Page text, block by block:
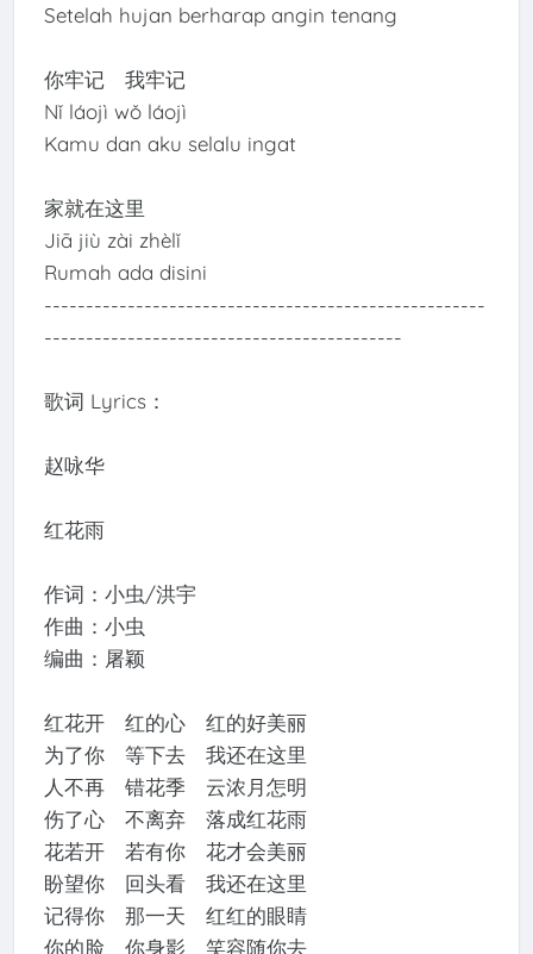
Setelah hujan berharap angin tenang
你牢记 我牢记
Nǐ láojì wǒ láojì
Kamu dan aku selalu ingat
家就在这里
Jiā jiù zài zhèlǐ
Rumah ada disini
-----------------------------------------------------
-------------------------------------------
歌词 Lyrics：
赵咏华
红花雨
作词：小虫/洪宇
作曲：小虫
编曲：屠颖
红花开 红的心 红的好美丽
为了你 等下去 我还在这里
人不再 错花季 云浓月怎明
伤了心 不离弃 落成红花雨
花若开 若有你 花才会美丽
盼望你 回头看 我还在这里
记得你 那一天 红红的眼睛
你的脸 你身影 笑容随你去